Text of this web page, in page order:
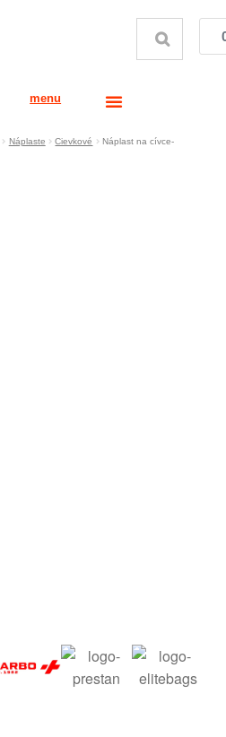
menu
Náplaste Cievkové
Náplast na cívce-